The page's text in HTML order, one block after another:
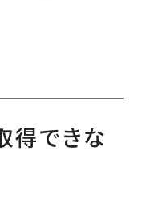
得できな